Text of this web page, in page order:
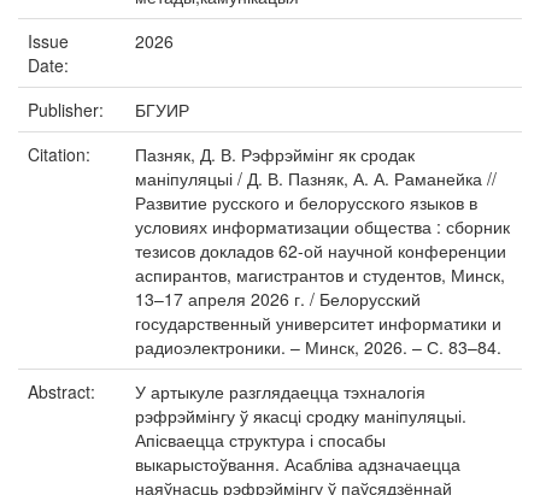
Issue
Date:
2026
Publisher:
БГУИР
Citation:
Пазняк, Д. В. Рэфрэймінг як сродак
маніпуляцыі / Д. В. Пазняк, А. А. Раманейка //
Развитие русского и белорусского языков в
условиях информатизации общества : сборник
тезисов докладов 62-ой научной конференции
аспирантов, магистрантов и студентов, Минск,
13–17 апреля 2026 г. / Белорусский
государственный университет информатики и
радиоэлектроники. – Минск, 2026. – С. 83–84.
Abstract:
У артыкуле разглядаецца тэхналогія
рэфрэймінгу ў якасці сродку маніпуляцыі.
Апісваецца структура і спосабы
выкарыстоўвання. Асабліва адзначаецца
наяўнасць рэфрэймінгу ў паўсядзённай